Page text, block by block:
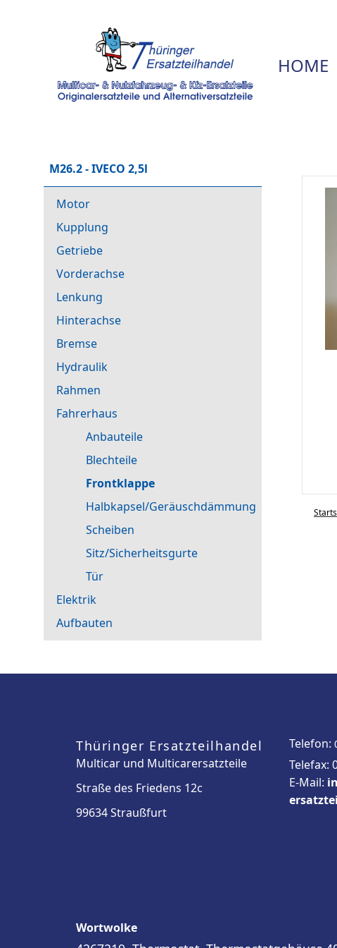
HOME
M26.2 - IVECO 2,5l
Motor
Kupplung
Getriebe
Vorderachse
Lenkung
Hinterachse
Bremse
Hydraulik
Rahmen
Fahrerhaus
Anbauteile
Blechteile
Frontklappe
Halbkapsel/Geräuschdämmung
Scheiben
Sitz/Sicherheitsgurte
Tür
Elektrik
Aufbauten
Thüringer Ersatzteilhandel
Multicar und Multicarersatzteile
Straße des Friedens 12c
99634 Straußfurt
Telefon:
Telefax:
E-Mail:
Wortwolke